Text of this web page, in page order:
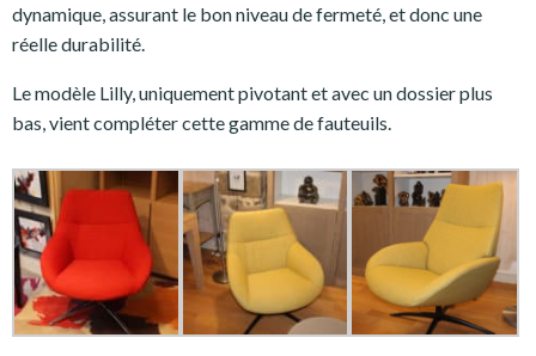
dynamique, assurant le bon niveau de fermeté, et donc une
réelle durabilité.
Le modèle Lilly, uniquement pivotant et avec un dossier plus
bas, vient compléter cette gamme de fauteuils.